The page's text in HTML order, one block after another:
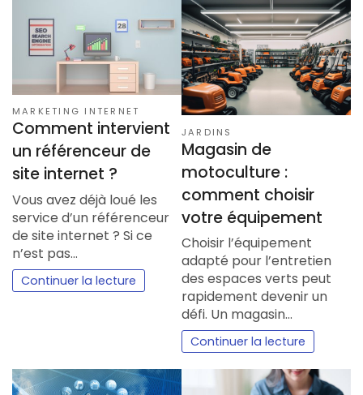
MARKETING INTERNET
Comment intervient
un référenceur de
site internet ?
Vous avez déjà loué les
service d’un référenceur
de site internet ? Si ce
n’est pas…
Continuer la lecture
JARDINS
Magasin de
motoculture :
comment choisir
votre équipement
Choisir l’équipement
adapté pour l’entretien
des espaces verts peut
rapidement devenir un
défi. Un magasin…
Continuer la lecture